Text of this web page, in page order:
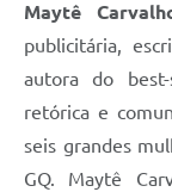
Maytê
publicitária,
autora do best-
retórica e
seis grandes
GQ. Maytê